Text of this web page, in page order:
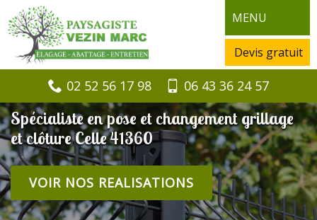
MENU
Devis gratuit
02 52 56 17 98 06 43 36 24 57
Spécialiste en pose et changement grillage
et clôture Celle 41360
VOIR NOS REALISATIONS